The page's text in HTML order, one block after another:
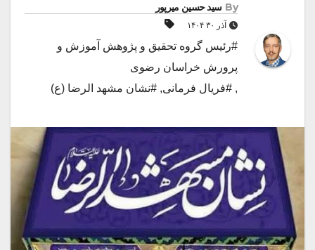
By سید حسین میرپور
آذر ۳۰ ۱۴۰۴
#رئیس گروه تحقیق و پژوهش آموزش و
پرورش خراسان رضوی
, #فریال فرمانی, #نشان مشهد الرضا (ع)